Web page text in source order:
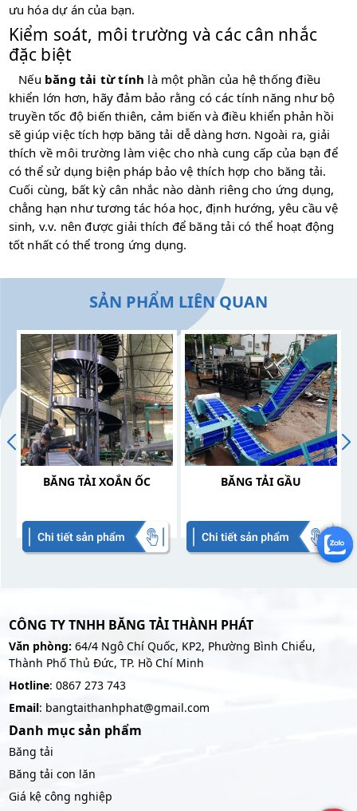
ưu hóa dự án của bạn.
Kiểm soát, môi trường và các cân nhắc
đặc biệt
Nếu băng tải từ tính là một phần của hệ thống điều
khiển lớn hơn, hãy đảm bảo rằng có các tính năng như bộ
truyền tốc độ biến thiên, cảm biến và điều khiển phản hồi
sẽ giúp việc tích hợp băng tải dễ dàng hơn. Ngoài ra, giải
thích về môi trường làm việc cho nhà cung cấp của bạn để
có thể sử dụng biện pháp bảo vệ thích hợp cho băng tải.
Cuối cùng, bất kỳ cân nhắc nào dành riêng cho ứng dụng,
chẳng hạn như tương tác hóa học, định hướng, yêu cầu vệ
sinh, v.v. nên được giải thích để băng tải có thể hoạt động
tốt nhất có thể trong ứng dụng.
SẢN PHẨM LIÊN QUAN
BĂNG TẢI XOẮN ỐC BĂNG TẢI GẦU
CÔNG TY TNHH BĂNG TẢI THÀNH PHÁT
Văn phòng:64/4 Ngô Chí Quốc, KP2, Phường Bình Chiểu,
Thành Phố Thủ Đức, TP. Hồ Chí Minh
Hotline: 0867 273 743
Email: bangtaithanhphat@gmail.com
Danh mục sản phẩm
Băng tải
Băng tải con lăn
Giá kệ công nghiệp